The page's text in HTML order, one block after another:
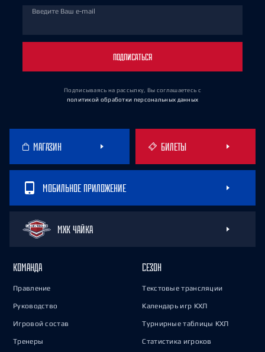
Введите Ваш e-mail
ПОДПИСАТЬСЯ
Подписываясь на рассылку, Вы соглашаетесь с
политикой обработки персональных данных
МАГАЗИН БИЛЕТЫ
МОБИЛЬНОЕ ПРИЛОЖЕНИЕ
МХК ЧАЙКА
КОМАНДА
Правление
Руководство
Игровой состав
Тренеры
СЕЗОН
Текстовые трансляции
Календарь игр КХЛ
Турнирные таблицы КХЛ
Статистика игроков